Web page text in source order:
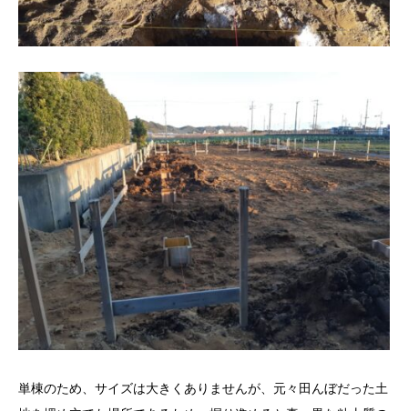
単棟のため、サイズは大きくありませんが、元々田んぼだった土